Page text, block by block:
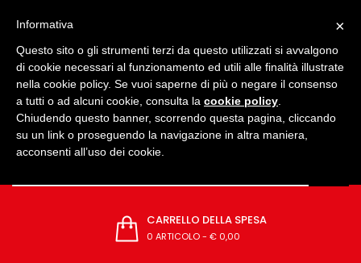
CARRELLO DELLA SPESA
0 ARTICOLO- € 0,00
×
Informativa
Questo sito o gli strumenti terzi da questo utilizzati si avvalgono
di cookie necessari al funzionamento ed utili alle finalità illustrate
nella cookie policy. Se vuoi saperne di più o negare il consenso
a tutti o ad alcuni cookie, consulta la cookie policy
Chiudendo questo banner, scorrendo questa pagina, cliccando
su un link o proseguendo la navigazione in altra maniera,
acconsenti all’uso dei cookie.